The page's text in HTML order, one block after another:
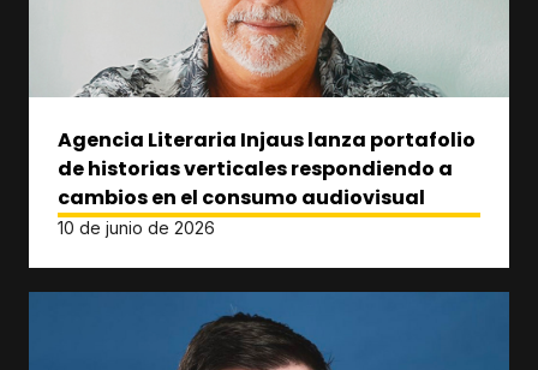
Agencia Literaria Injaus lanza portafolio
de historias verticales respondiendo a
cambios en el consumo audiovisual
10 de junio de 2026